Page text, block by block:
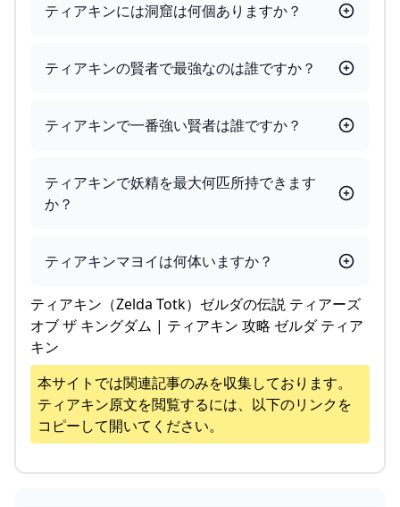
ティアキンには洞窟は何個ありますか？
ティアキンの賢者で最強なのは誰ですか？
ティアキンで一番強い賢者は誰ですか？
ティアキンで妖精を最大何匹所持できます
か？
ティアキンマヨイは何体いますか？
ティアキン（Zelda Totk）ゼルダの伝説 ティアーズ
オブ ザ キングダム | ティアキン 攻略 ゼルダ ティア
キン
本サイトでは関連記事のみを収集しております。
ティアキン原文を閲覧するには、以下のリンクを
コピーして開いてください。